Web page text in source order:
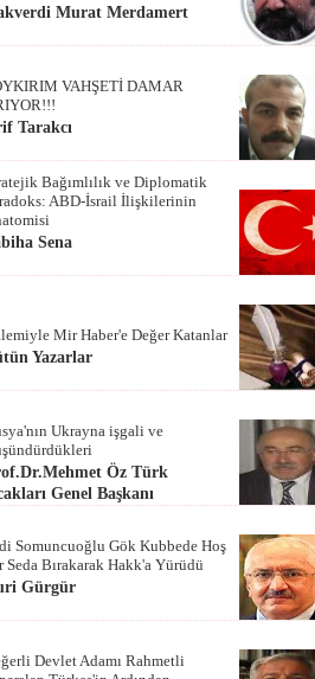
Murat Merdamert
VAHŞETİ DAMAR
Tarakcı
Bağımlılık ve Diplomatik
ABD-İsrail İlişkilerinin
Sena
Mir Haber'e Değer Katanlar
Yazarlar
Ukrayna işgali ve
Öz Türk
Genel Başkanı
Somuncuoğlu Gök Kubbede Hoş
Seda Bırakarak Hakk'a Yürüdü
Gürgür
Devlet Adamı Rahmetli